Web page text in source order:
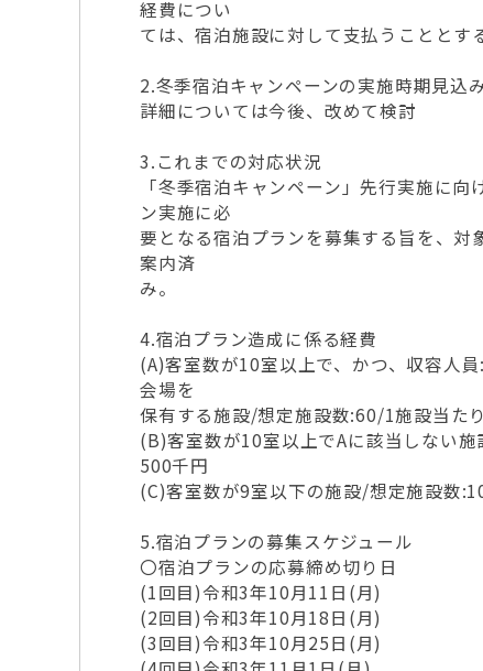
経費につい
ては、宿泊施設に対して支払うこととす
2.冬季宿泊キャンペーンの実施時期見込
詳細については今後、改めて検討
3.これまでの対応状況
「冬季宿泊キャンペーン」先行実施に
ン実施に必
要となる宿泊プランを募集する旨を、
案内済
み。
4.宿泊プラン造成に係る経費
(A)客室数が10室以上で、かつ、収容人
会場を
保有する施設/想定施設数:60/1施設当た
(B)客室数が10室以上でAに該当しない
500千円
(C)客室数が9室以下の施設/想定施設数
5.宿泊プランの募集スケジュール
〇宿泊プランの応募締め切り日
(1回目)令和3年10月11日(月)
(2回目)令和3年10月18日(月)
(3回目)令和3年10月25日(月)